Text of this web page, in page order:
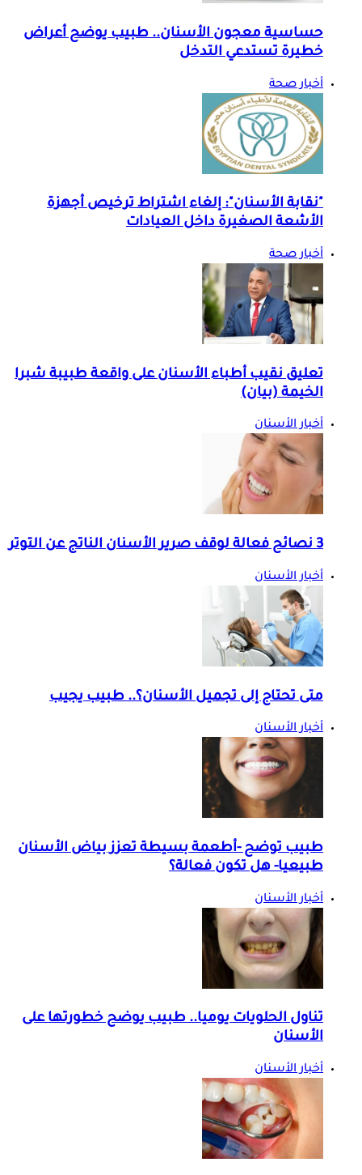
حساسية معجون الأسنان.. طبيب يوضح أعراض
خطيرة تستدعي التدخل
أخبار صحة
"نقابة الأسنان": إلغاء اشتراط ترخيص أجهزة
الأشعة الصغيرة داخل العيادات
أخبار صحة
تعليق نقيب أطباء الأسنان على واقعة طبيبة شبرا
الخيمة (بيان)
أخبار الأسنان
3 نصائح فعالة لوقف صرير الأسنان الناتج عن التوتر
أخبار الأسنان
متى تحتاج إلى تجميل الأسنان؟.. طبيب يجيب
أخبار الأسنان
طبيب توضح -أطعمة بسيطة تعزز بياض الأسنان
طبيعيا- هل تكون فعالة؟
أخبار الأسنان
تناول الحلويات يوميا.. طبيب يوضح خطورتها على
الأسنان
أخبار الأسنان